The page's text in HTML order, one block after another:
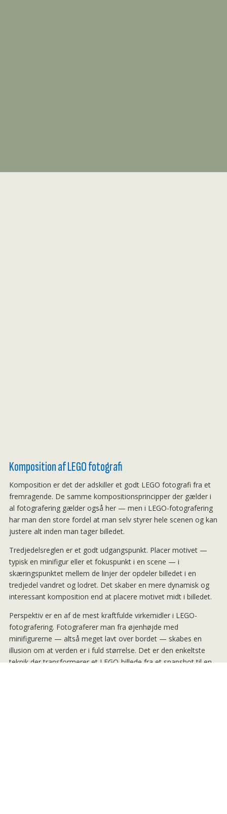
Komposition af LEGO fotografi
Komposition er det der adskiller et godt LEGO fotografi fra et
fremragende. De samme kompositionsprincipper der gælder i
al fotografering gælder også her — men i LEGO-fotografering
har man den store fordel at man selv styrer hele scenen og kan
justere alt inden man tager billedet.
Tredjedelsreglen er et godt udgangspunkt. Placer motivet —
typisk en minifigur eller et fokuspunkt i en scene — i
skæringspunktet mellem de linjer der opdeler billedet i en
tredjedel vandret og lodret. Det skaber en mere dynamisk og
interessant komposition end at placere motivet midt i billedet.
Perspektiv er en af de mest kraftfulde virkemidler i LEGO-
fotografering. Fotograferer man fra øjenhøjde med
minifigurerne — altså meget lavt over bordet — skabes en
illusion om at verden er i fuld størrelse. Det er den enkeltste
teknik der transformerer et LEGO-billede fra et snapshot til en